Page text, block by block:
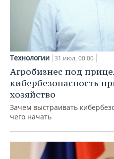
Технологии 31 июл, 00:00
Агробизнес под
кибербезопасность
хозяйство
Зачем выстраивать
чего начать